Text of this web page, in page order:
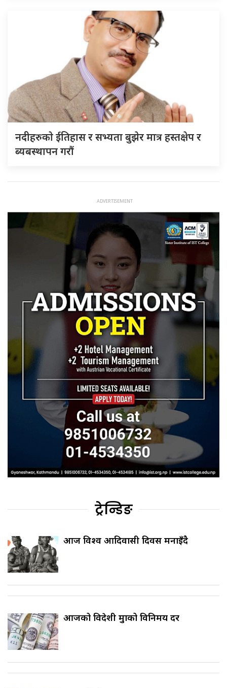
नदीहरुकाे ईतिहास र सभ्यता बुझेर मात्र हस्तक्षेप र
ब्यबस्थापन गराैं
ट्रेन्डिङ
आज विश्व आदिवासी दिवस मनाइँदै
आजको विदेशी मुद्राको विनिमय दर